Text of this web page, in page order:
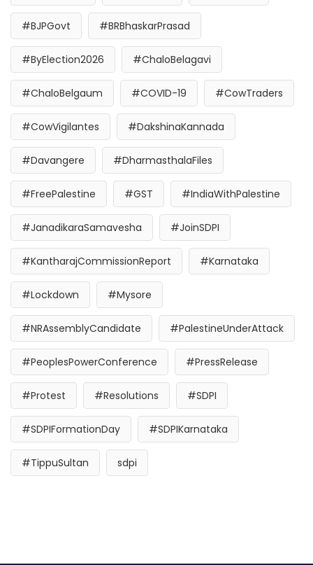
#BJPGovt #BRBhaskarPrasad
#ByElection2026 #ChaloBelagavi
#ChaloBelgaum #COVID-19 #CowTraders
#CowVigilantes #DakshinaKannada
#Davangere #DharmasthalaFiles
#FreePalestine #GST #IndiaWithPalestine
#JanadikaraSamavesha #JoinSDPI
#KantharajCommissionReport #Karnataka
#Lockdown #Mysore
#NRAssemblyCandidate #PalestineUnderAttack
#PeoplesPowerConference #PressRelease
#Protest #Resolutions #SDPI
#SDPIFormationDay #SDPIKarnataka
#TippuSultan sdpi